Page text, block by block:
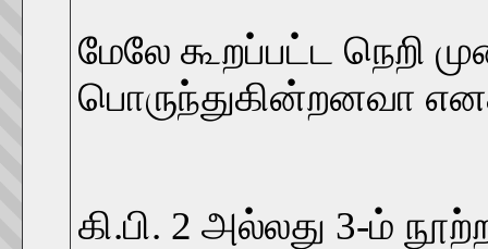
மேலே கூறப்பட்ட நெறி
பொருந்துகின்றனவா
கி.பி. 2 அல்லது 3-ம்